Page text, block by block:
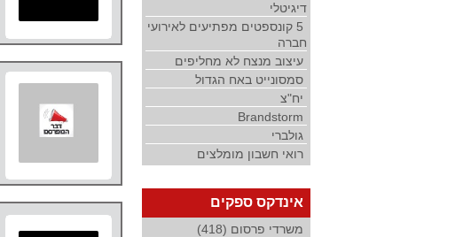
דיגיטלי
5 קונספטים מפתיעים לאירועי
חברה
עיצוב מנצח לא מחליפים
סמסונייט באח הגדול
יח"צ
Brandstorm
גולברי
רואי חשבון מומלצים
אינדקס ספקים
משרדי פרסום (418)